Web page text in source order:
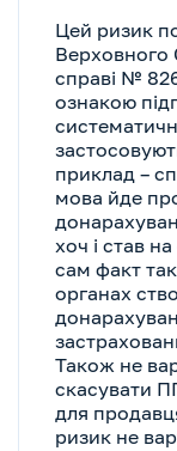
Цей ризик
Верховного
справі №
ознакою
приклад –
мова йде
хоч і став
сам факт
органах
Також не
скасувати
для
ризик не